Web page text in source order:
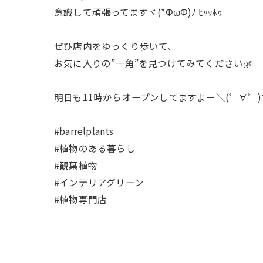
意識して頑張ってますヾ(*ΦωΦ)ﾉ ﾋｬｯﾎｩ
ぜひ店内をゆっくり歩いて、
お気に入りの”一角”を見つけてみてください🌿
明日も11時からオープンしてますよー＼(゜∀゜)
#barrelplants
#植物のある暮らし
#観葉植物
#インテリアグリーン
#植物専門店